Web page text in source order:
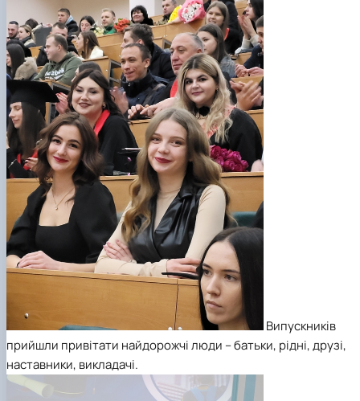
Випускників
прийшли привітати найдорожчі люди – батьки, рідні, друзі,
наставники, викладачі.